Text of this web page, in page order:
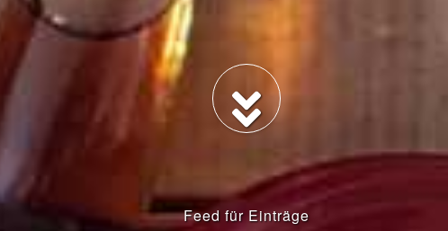
Feed für Einträge